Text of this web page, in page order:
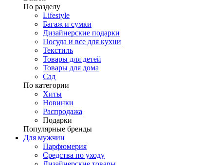
По разделу
Lifestyle
Багаж и сумки
Дизайнерские подарки
Посуда и все для кухни
Текстиль
Товары для детей
Товары для дома
Сад
По категории
Хиты
Новинки
Распродажа
Подарки
Популярные бренды
Для мужчин
Парфюмерия
Средства по уходу